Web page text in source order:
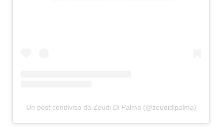
Un post condiviso da Zeudi Di Palma (@zeudidipalma)